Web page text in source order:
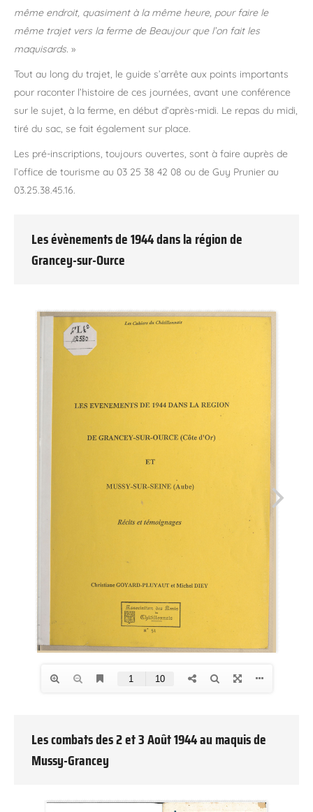
même endroit, quasiment à la même heure, pour faire le
même trajet vers la ferme de Beaujour que l’on fait les
maquisards. »
Tout au long du trajet, le guide s’arrête aux points importants
pour raconter l’histoire de ces journées, avant une conférence
sur le sujet, à la ferme, en début d’après-midi. Le repas du midi,
tiré du sac, se fait également sur place.
Les pré-inscriptions, toujours ouvertes, sont à faire auprès de
l’office de tourisme au 03 25 38 42 08 ou de Guy Prunier au
03.25.38.45.16.
Les évènements de 1944 dans la région de
Grancey-sur-Ource
Les combats des 2 et 3 Août 1944 au maquis de
Mussy-Grancey